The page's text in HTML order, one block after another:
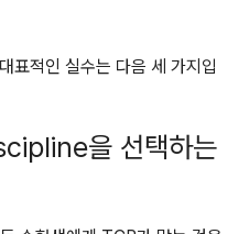
표적인 실수는 다음 세 가지입
을 선택하는